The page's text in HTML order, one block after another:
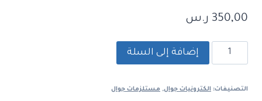
350,00 ر.س
كمية
طابعة
حرارية
إضافة إلى السلة
التصنيفات: الكترونيات جوال, مستلزمات جوال